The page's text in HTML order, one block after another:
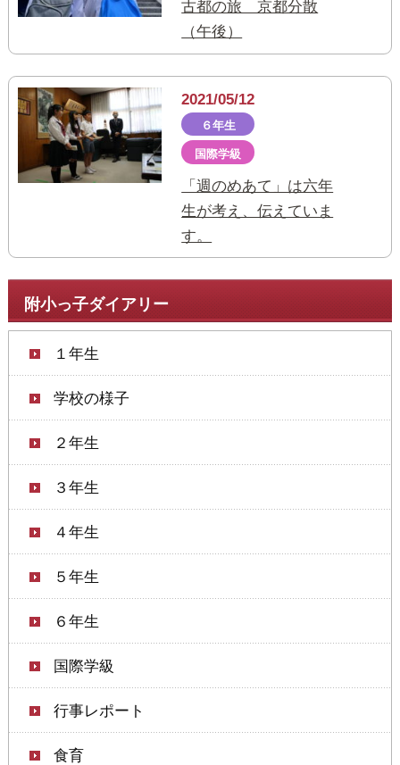
附小っ子ダイアリー
１年生
学校の様子
２年生
３年生
４年生
５年生
６年生
国際学級
行事レポート
食育
古都の旅 京都分散
（午後）
2021/05/12
６年生
国際学級
「週のめあて」は六年
生が考え、伝えていま
す。